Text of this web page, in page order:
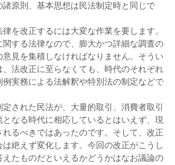
諸原則、基本思想は民法制定時と同じで
を改正するには大変な作業を要します。
する法律なので、膨大かつ詳細な調査の
見を集積しなければなりません。そうい
、法改正に至らなくても、時代のそれぞれ
実務による法解釈や特別法の制定などで
された民法が、大量的取引、消費者取引
なる時代に相応しているとはいえず、現
るべきではあったのです。そして、改正
絶えず変化します。今回の改正がこうし
たものだといえるかどうかはなお議論の